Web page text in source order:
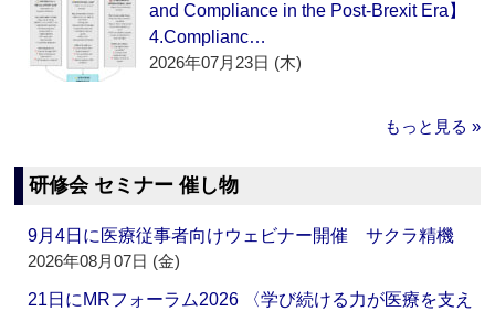
and Compliance in the Post-Brexit Era】
4.Complianc…
2026年07月23日 (木)
もっと見る »
研修会 セミナー 催し物
9月4日に医療従事者向けウェビナー開催 サクラ精機
2026年08月07日 (金)
21日にMRフォーラム2026 〈学び続ける力が医療を支え